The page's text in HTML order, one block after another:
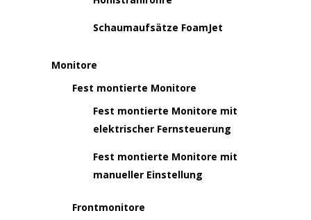
Schaumaufsätze FoamJet
Monitore
Fest montierte Monitore
Fest montierte Monitore mit
elektrischer Fernsteuerung
Fest montierte Monitore mit
manueller Einstellung
Frontmonitore